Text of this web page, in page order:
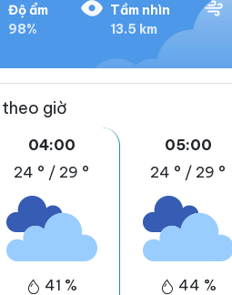
Độ ẩm
98%
Tầm nhìn
13.5 km
giờ
04:00
24 ° / 29 °
41 %
05:00
24 ° / 29 °
44 %